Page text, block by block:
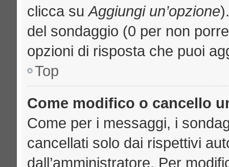
clicca suAggiungi un’opzione
del sondaggio (0 per non
opzioni di risposta che puoi
Top
Come modifico o cancello
Come per i messaggi, i
cancellati solo dai rispettivi
dall’amministratore. Per